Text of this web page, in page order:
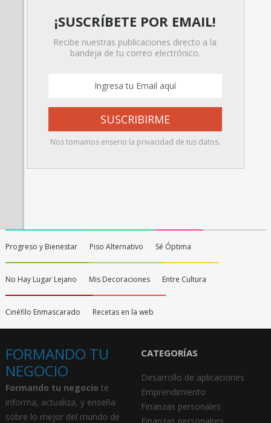
¡SUSCRÍBETE POR EMAIL!
Recibe nuestras publicaciones directo a la
bandeja de tu correo electrónico.
Nos tomamos enserio la privacidad de tus datos.
Progreso y Bienestar Piso Alternativo Sé Óptima
No Hay Lugar Lejano Mis Decoraciones Entre Cultura
Cinéfilo Enmascarado Recetas en la web
FORMANDO TU
NEGOCIO
Formando tu negocio te
informa, actualiza, y enseña
sobre lo mejor del mundo de
CATEGORÍAS
Desarrollo de aplicaciones
Emprendimiento
Finanzas personales